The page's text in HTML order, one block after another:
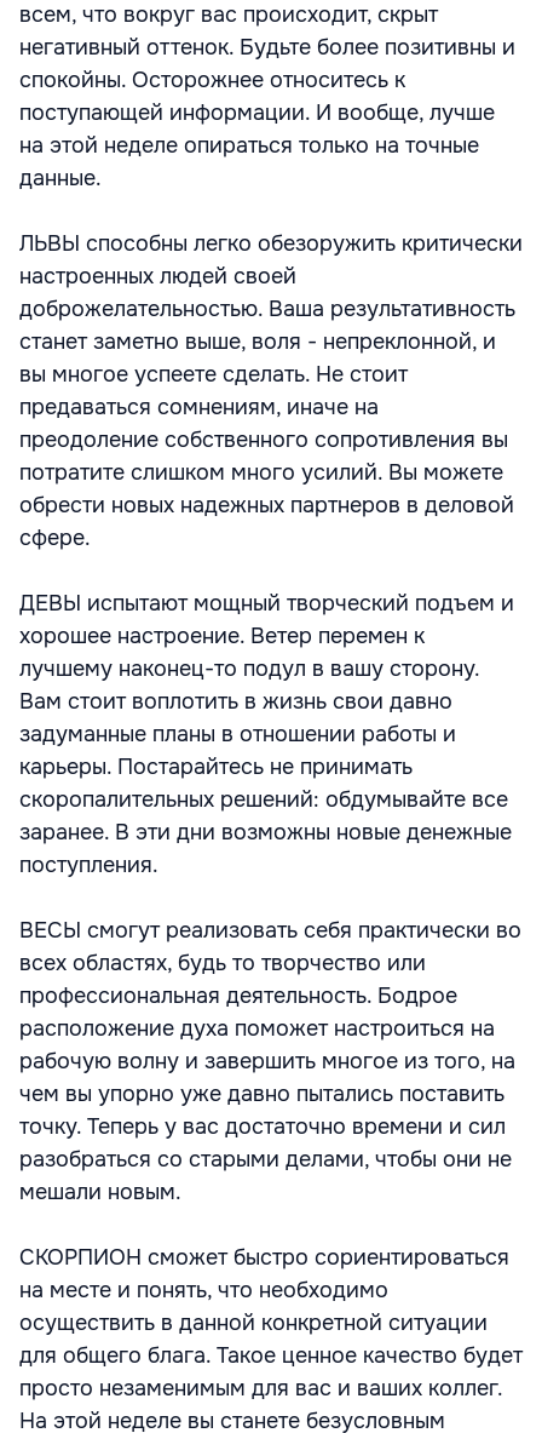
всем, что вокруг вас происходит, скрыт
негативный оттенок. Будьте более позитивны и
спокойны. Осторожнее относитесь к
поступающей информации. И вообще, лучше
на этой неделе опираться только на точные
данные.
ЛЬВЫ способны легко обезоружить критически
настроенных людей своей
доброжелательностью. Ваша результативность
станет заметно выше, воля - непреклонной, и
вы многое успеете сделать. Не стоит
предаваться сомнениям, иначе на
преодоление собственного сопротивления вы
потратите слишком много усилий. Вы можете
обрести новых надежных партнеров в деловой
сфере.
ДЕВЫ испытают мощный творческий подъем и
хорошее настроение. Ветер перемен к
лучшему наконец-то подул в вашу сторону.
Вам стоит воплотить в жизнь свои давно
задуманные планы в отношении работы и
карьеры. Постарайтесь не принимать
скоропалительных решений: обдумывайте все
заранее. В эти дни возможны новые денежные
поступления.
ВЕСЫ смогут реализовать себя практически во
всех областях, будь то творчество или
профессиональная деятельность. Бодрое
расположение духа поможет настроиться на
рабочую волну и завершить многое из того, на
чем вы упорно уже давно пытались поставить
точку. Теперь у вас достаточно времени и сил
разобраться со старыми делами, чтобы они не
мешали новым.
СКОРПИОН сможет быстро сориентироваться
на месте и понять, что необходимо
осуществить в данной конкретной ситуации
для общего блага. Такое ценное качество будет
просто незаменимым для вас и ваших коллег.
На этой неделе вы станете безусловным